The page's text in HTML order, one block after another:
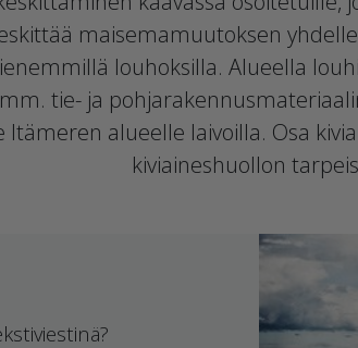
maisemamuutoksen
louhoksilla. Alueella
tie- ja
Itämeren alueelle laivoilla. Osa
kiviaineshuollon